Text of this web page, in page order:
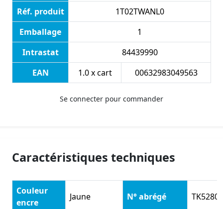
Réf. produit
1T02TWANL0
Emballage
1
Intrastat
84439990
EAN
1.0 x cart 00632983049563
Se connecter pour commander
Caractéristiques techniques
Couleur
encre
Jaune N° abrégé TK5280Y